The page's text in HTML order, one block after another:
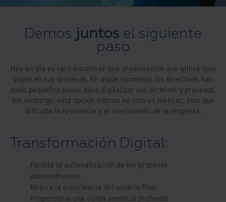
Demos juntos el siguiente
paso
Hoy en día es raro encontrar una organización que utilice solo
papel en sus procesos. En algún momento, los directivos han
dado pequeños pasos para digitalizar sus archivos y procesos.
Sin embargo, esta opción híbrida no solo es ineficaz, sino que
dificulta la resiliencia y el crecimiento de la empresa.
Transformación Digital:
Facilita la automatización de los procesos
administrativos
Mejora la experiencia del usuario final
Proporciona una visión analítica profunda